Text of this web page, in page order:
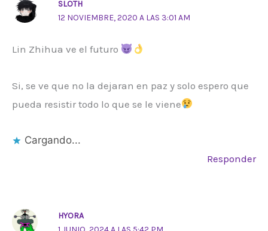
SLOTH
12 NOVIEMBRE, 2020 A LAS 3:01 AM
Lin Zhihua ve el futuro
Si, se ve que no la dejaran en paz y solo espero que
pueda resistir todo lo que se le viene
Cargando...
Responder
HYORA